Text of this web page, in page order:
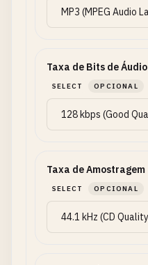
Taxa de Bits de Áudio
SELECT OPCIONAL
Taxa de Amostragem
SELECT OPCIONAL